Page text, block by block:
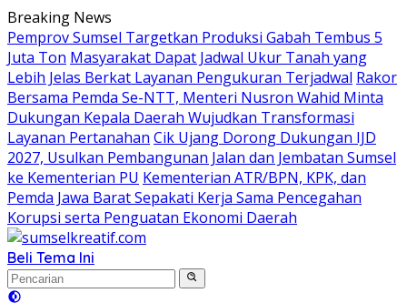
Langsung
ke
konten
Breaking News
Pemprov Sumsel Targetkan Produksi Gabah Tembus 5
Juta Ton Masyarakat Dapat Jadwal Ukur Tanah yang
Lebih Jelas Berkat Layanan Pengukuran Terjadwal Rakor
Bersama Pemda Se-NTT, Menteri Nusron Wahid Minta
Dukungan Kepala Daerah Wujudkan Transformasi
Layanan Pertanahan Cik Ujang Dorong Dukungan IJD
2027, Usulkan Pembangunan Jalan dan Jembatan Sumsel
ke Kementerian PU Kementerian ATR/BPN, KPK, dan
Pemda Jawa Barat Sepakati Kerja Sama Pencegahan
Korupsi serta Penguatan Ekonomi Daerah
Beli Tema Ini